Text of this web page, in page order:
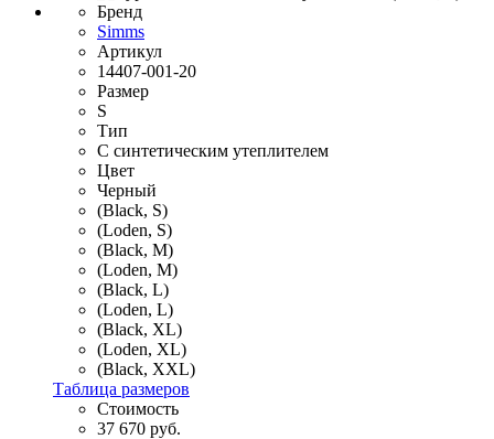
Бренд
Simms
Артикул
14407-001-20
Размер
S
Тип
С синтетическим утеплителем
Цвет
Черный
(Black, S)
(Loden, S)
(Black, M)
(Loden, M)
(Black, L)
(Loden, L)
(Black, XL)
(Loden, XL)
(Black, XXL)
Таблица размеров
Стоимость
37 670 руб.